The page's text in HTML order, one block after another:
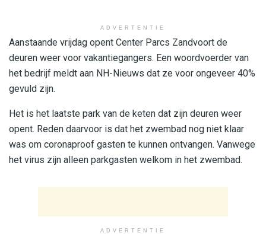
ADVERTENTIE
Aanstaande vrijdag opent Center Parcs Zandvoort de
deuren weer voor vakantiegangers. Een woordvoerder van
het bedrijf meldt aan NH-Nieuws dat ze voor ongeveer 40%
gevuld zijn.
Het is het laatste park van de keten dat zijn deuren weer
opent. Reden daarvoor is dat het zwembad nog niet klaar
was om coronaproof gasten te kunnen ontvangen. Vanwege
het virus zijn alleen parkgasten welkom in het zwembad.
ADVERTENTIE